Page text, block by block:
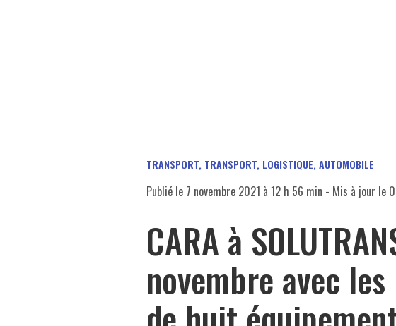
TRANSPORT, TRANSPORT, LOGISTIQUE, AUTOMOBILE
Publié le 7 novembre 2021 à 12 h 56 min - Mis à jour le
CARA à
novembre avec